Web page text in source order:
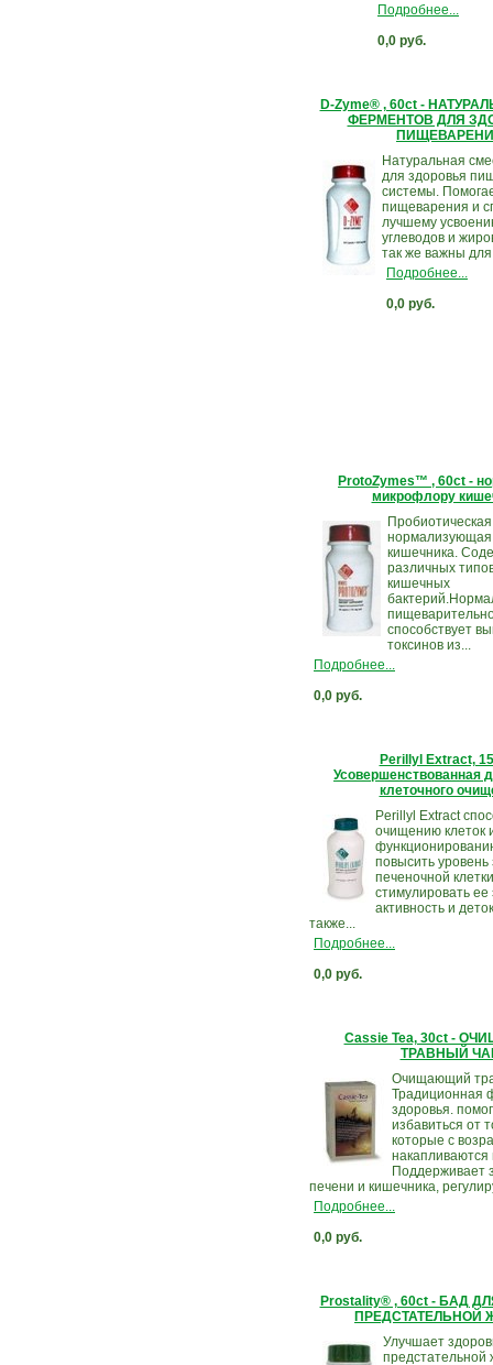
Подробнее...
0,0 руб.
D-Zyme® , 60ct -
ФЕРМЕНТОВ ДЛЯ
Натуральная
для здоровья
системы.
пищеварения и
лучшему
углеводов и
так же важны
Подробнее...
0,0 руб.
ProtoZymes™ , 60ct -
микрофлору
кишечника.
различных
кишечных
способствует
токсинов из...
Подробнее...
0,0 руб.
Perillyl Extract,
Усовершенствованная
клеточного
Perillyl Extract
очищению клеток
повысить
печеночной
стимулировать
активность и
также...
Подробнее...
0,0 руб.
Cassie Tea, 30ct -
ТРАВНЫЙ
Очищающий
Традиционная
здоровья.
избавиться от
которые с
накапливаются
Поддерживает
печени и кишечника,
Подробнее...
0,0 руб.
Prostality® , 60ct - БАД
ПРЕДСТАТЕЛЬНОЙ
Улучшает
предстательной